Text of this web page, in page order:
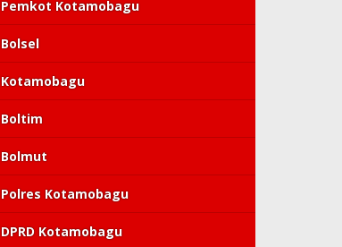
Pemkot Kotamobagu
Bolsel
Kotamobagu
Boltim
Bolmut
Polres Kotamobagu
DPRD Kotamobagu